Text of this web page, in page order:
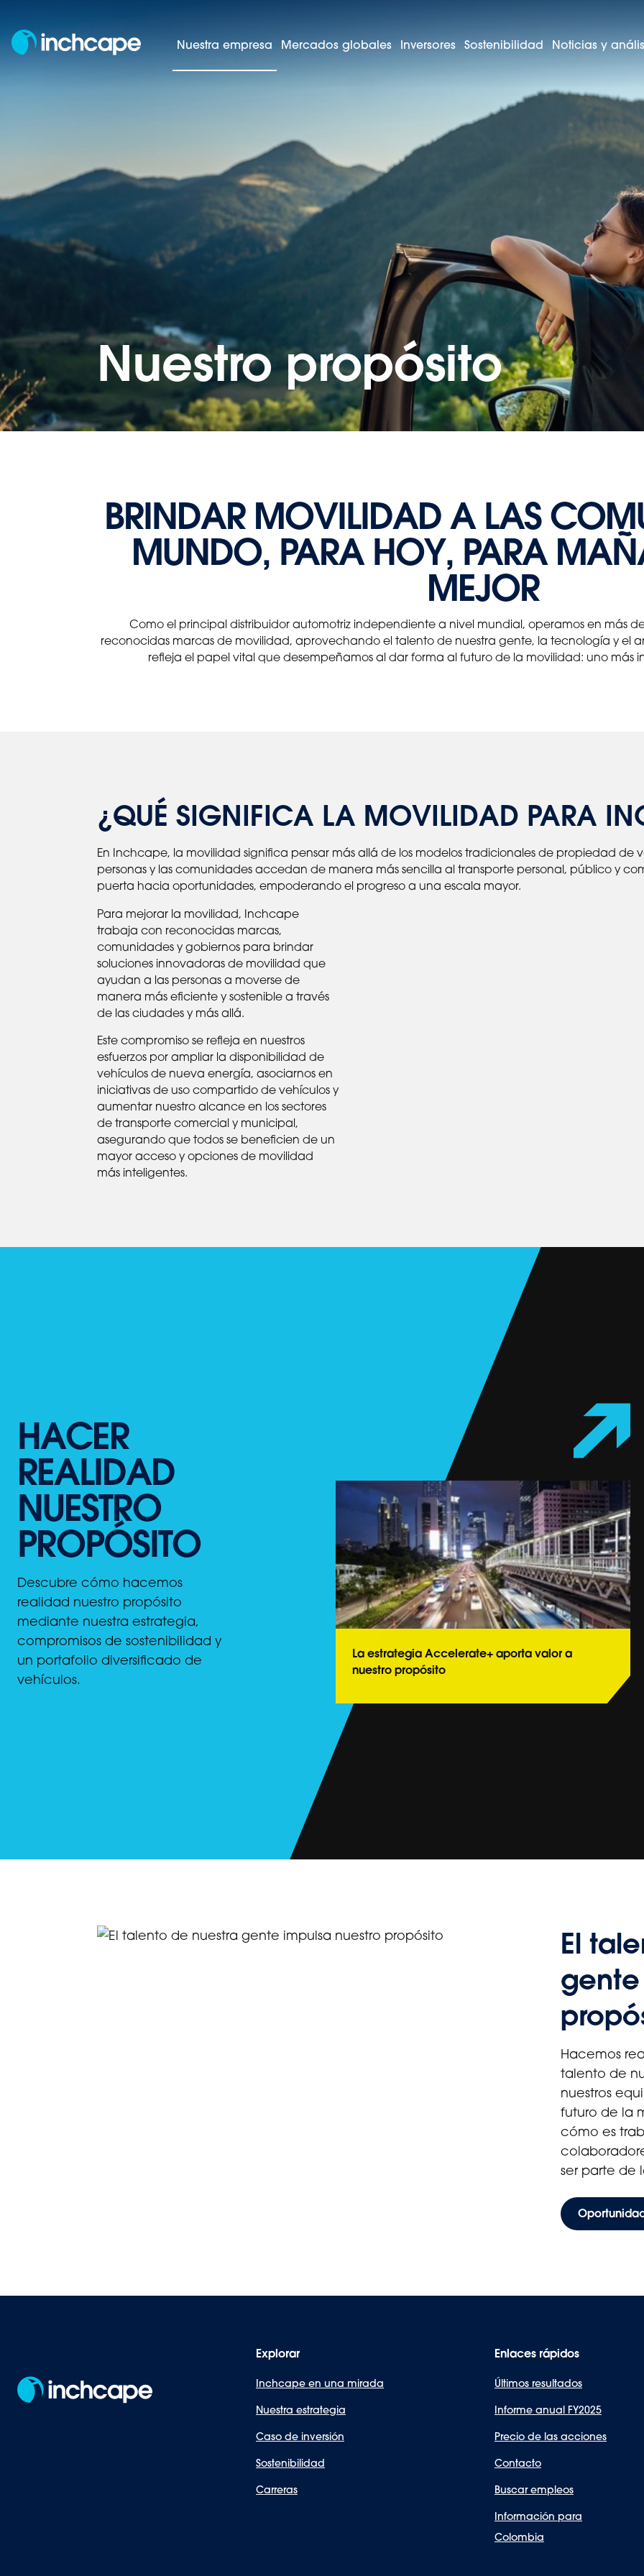
Nuestra empresa Mercados globales Inversores Sostenibilidad Noticias y
Nuestro propósito
Nuestro propósito
BRINDAR MOVILIDAD A LAS
MUNDO, PARA HOY, PARA
MEJOR
Como el principal distribuidor automotriz independiente a nivel mundial, operamos en más
reconocidas marcas de movilidad, aprovechando el talento de nuestra gente, la tecnología y el
refleja el papel vital que desempeñamos al dar forma al futuro de la movilidad: uno más
¿QUÉ SIGNIFICA LA MOVILIDAD PARA
En Inchcape, la movilidad significa pensar más allá de los modelos tradicionales de propiedad de
personas y las comunidades accedan de manera más sencilla al transporte personal, público y
puerta hacia oportunidades, empoderando el progreso a una escala mayor.
Para mejorar la movilidad, Inchcape
trabaja con reconocidas marcas,
comunidades y gobiernos para brindar
soluciones innovadoras de movilidad que
ayudan a las personas a moverse de
manera más eficiente y sostenible a través
de las ciudades y más allá.
Este compromiso se refleja en nuestros
esfuerzos por ampliar la disponibilidad de
vehículos de nueva energía, asociarnos en
iniciativas de uso compartido de vehículos y
aumentar nuestro alcance en los sectores
de transporte comercial y municipal,
asegurando que todos se beneficien de un
mayor acceso y opciones de movilidad
más inteligentes.
HACER
REALIDAD
NUESTRO
PROPÓSITO
Descubre cómo hacemos
realidad nuestro propósito
mediante nuestra estrategia,
compromisos de sostenibilidad y
un portafolio diversificado de
vehículos.
La estrategia Accelerate+ aporta valor a
nuestro propósito
Conoce más
El
Hacemos
talento de
nuestros
futuro de la
cómo es
ser parte de
Explorar
Inchcape en una mirada
Nuestra estrategia
Caso de inversión
Sostenibilidad
Carreras
Enlaces rápidos
Últimos resultados
Informe anual FY2025
Precio de las acciones
Contacto
Buscar empleos
Información para
Colombia